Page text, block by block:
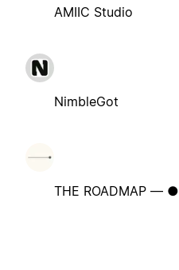
AMIIC Studio
NimbleGot
THE ROADMAP — ●